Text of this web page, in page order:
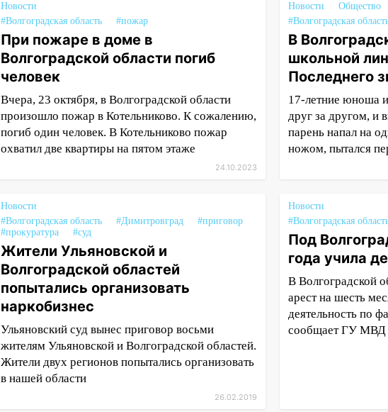
Новости
#Волгоградская область
#пожар
При пожаре в доме в
Волгоградской области погиб
человек
Вчера, 23 октября, в Волгоградской области
произошло пожар в Котельниково. К сожалению,
погиб один человек. В Котельниково пожар
охватил две квартиры на пятом этаже
24.10.2023
Новости Общество
#Волгоградская
В
школьной
Последнего
17-летние юноша
друг за другом, и
парень напал на
ножом, пытался
Новости
#Волгоградская область
#Димитровград
#приговор
#прокуратура
#суд
Жители Ульяновской и
Волгоградской областей
попытались организовать
наркобизнес
Ульяновский суд вынес приговор восьми
жителям Ульяновской и Волгоградской областей.
Жители двух регионов попытались организовать
в нашей области
26.02.2019
Новости
#Волгоградская
Под
года учила
В Волгоградской
арест на шесть
деятельность по
сообщает ГУ МВД